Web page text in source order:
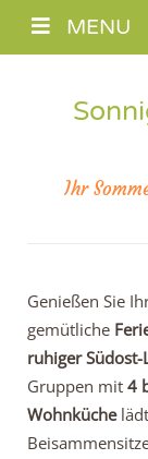
MENU
Ihr
Genießen Sie
gemütliche
ruhiger Südost-
Gruppen mit 4
Wohnküchelädt